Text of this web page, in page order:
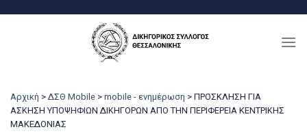
Αρχική > ΔΣΘ Mobile > mobile - ενημέρωση > ΠΡΟΣΚΛΗΣΗ ΓΙΑ
ΑΣΚΗΣΗ ΥΠΟΨΗΦΙΩΝ ΔΙΚΗΓΟΡΩΝ ΑΠΟ ΤΗΝ ΠΕΡΙΦΕΡΕΙΑ ΚΕΝΤΡΙΚΗΣ
ΜΑΚΕΔΟΝΙΑΣ